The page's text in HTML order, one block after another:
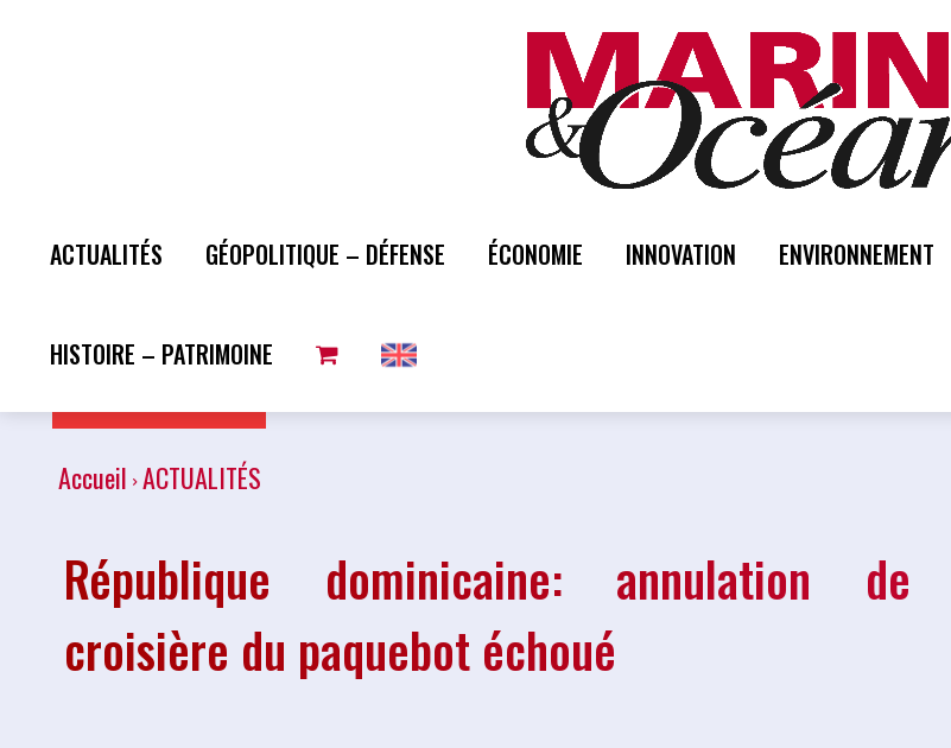
ACTUALITÉS GÉOPOLITIQUE – DÉFENSE ÉCONOMIE INNOVATION ENVIRONNEMENT
HISTOIRE – PATRIMOINE
Accueil ACTUALITÉS
République dominicaine: annulation
croisière du paquebot échoué